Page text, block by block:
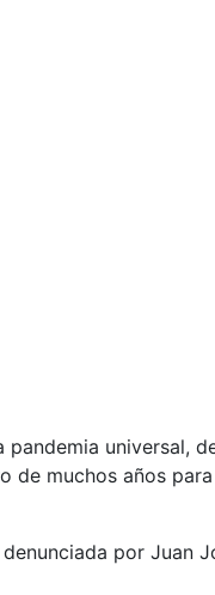
universal,
de muchos años
por Juan